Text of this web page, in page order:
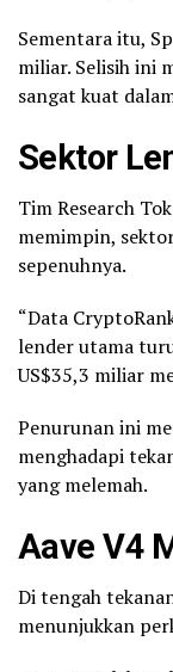
Sementara itu,
miliar. Selisih ini
sangat kuat
Sektor
Tim Research
memimpin,
sepenuhnya.
“Data
lender utama
US$35,3 miliar
Penurunan ini
menghadapi
yang melemah.
Aave V4
Di tengah
menunjukkan